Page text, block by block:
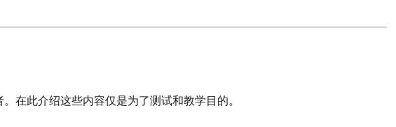
在此介绍这些内容仅是为了测试和教学目的。